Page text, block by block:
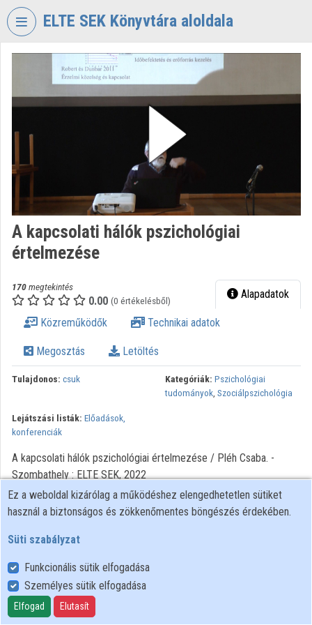
Fejléc kihagyása
ELTE SEK Könyvtára aloldala
TORIUM
SAVARIA
KÖNYVTÁR
ÉS
LEVÉLTÁR
Intézményi kezdőlap
Bejelentkezés
Kategóriák
Intézményi listák
Intézmények
Közreműködők
A kapcsolati hálók pszichológiai
értelmezése
170megtekintés
0.00 (0 értékelésből) Alapadatok
Közreműködők Technikai adatok
Megosztás Letöltés
Tulajdonos: csuk Kategóriák: Pszichológiai
tudományok, Szociálpszichológia
Lejátszási listák: Előadások,
konferenciák
A kapcsolati hálók pszichológiai értelmezése / Pléh Csaba. -
Szombathely : ELTE SEK, 2022
Felhasználói szabályzat
Adatkezelési tájékoztató
Süti szabályzat
Ez a weboldal kizárólag a működéshez elengedhetetlen sütiket
használ a biztonságos és zökkenőmentes böngészés érdekében.
Süti szabályzat
Funkcionális sütik elfogadása
Személyes sütik elfogadása
Elfogad Elutasít